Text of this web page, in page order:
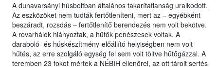
A dunavarsányi húsboltban általános takarítatlanság uralkodott.
Az eszközöket nem tudták fertőtleníteni, mert az – egyébként
beszáradt, rozsdás – fertőtlenítő berendezés nem volt bekötve.
A rovarhálók hiányoztak, a hűtők penészesek voltak. A
daraboló- és húskészítmény-előállító helyiségben nem volt
hűtés, az erre szolgáló egység fel sem volt töltve hűtőgázzal. A
teremben 23 fokot mértek a NÉBIH ellenőrei, az ott tárolt sertés